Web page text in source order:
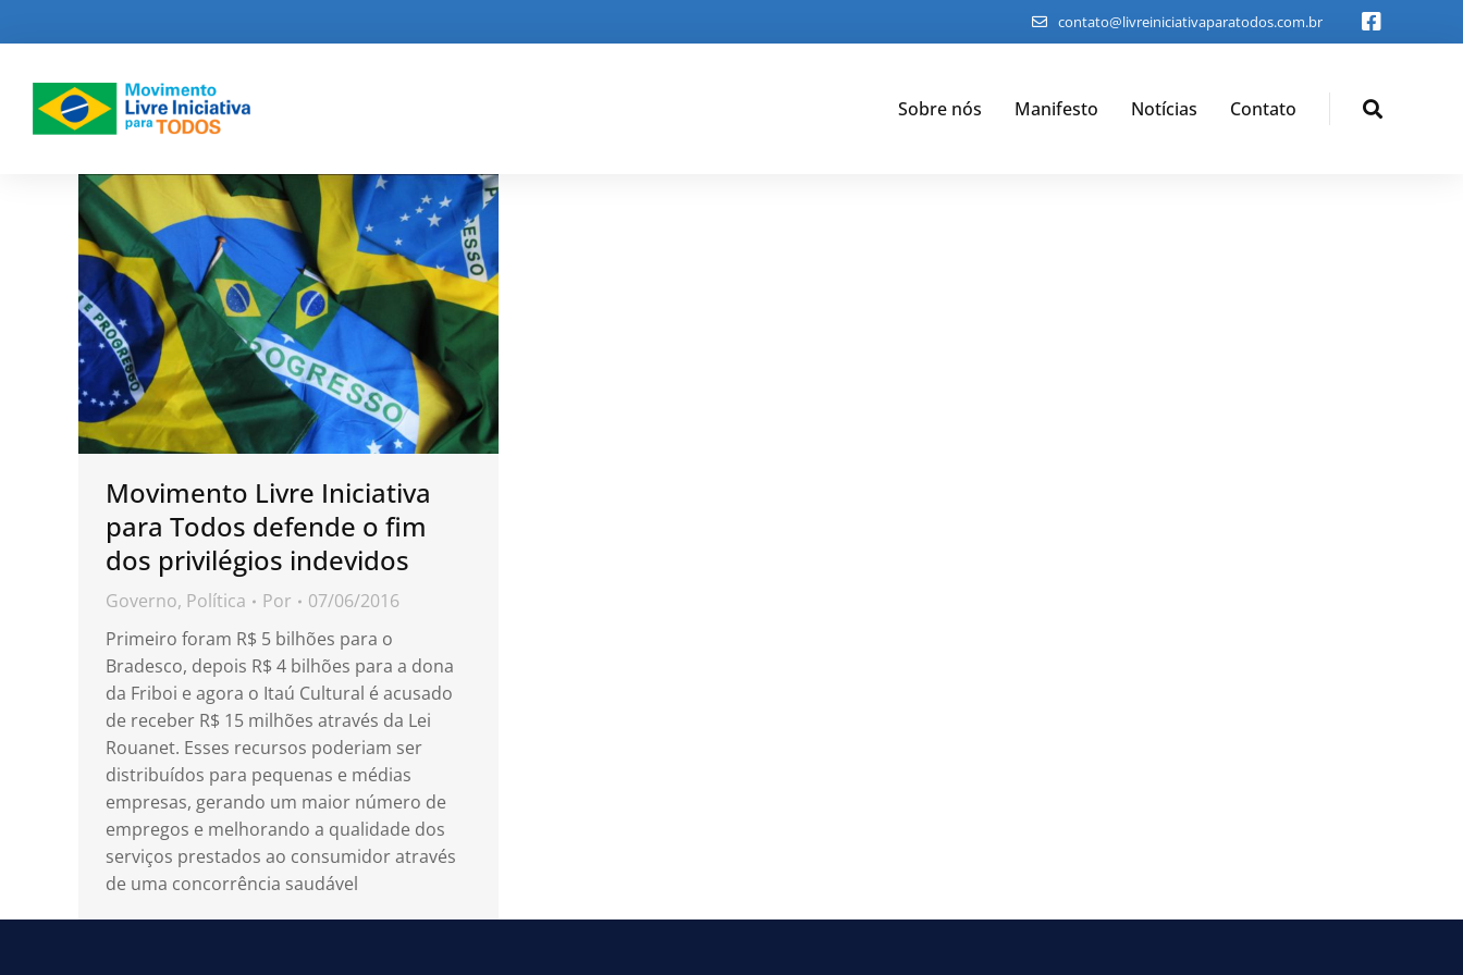
contato@livreiniciativaparatodos.com.br
Sobre nós Manifesto Notícias Contato
Movimento Livre Iniciativa
para Todos defende o fim
dos privilégios indevidos
Governo, Política Por
07/06/2016
Primeiro foram R$ 5 bilhões para o
Bradesco, depois R$ 4 bilhões para a dona
da Friboi e agora o Itaú Cultural é acusado
de receber R$ 15 milhões através da Lei
Rouanet. Esses recursos poderiam ser
distribuídos para pequenas e médias
empresas, gerando um maior número de
empregos e melhorando a qualidade dos
serviços prestados ao consumidor através
de uma concorrência saudável